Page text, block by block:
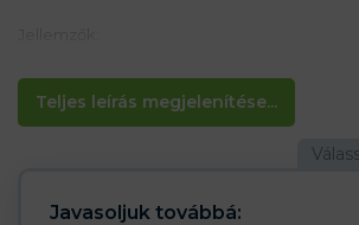
Teljes leírás megjelenítése...
– Kényelmes betét belül
Javasoljuk továbbá: